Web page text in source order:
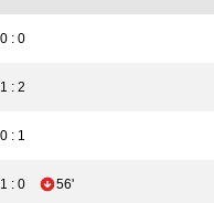
0 : 0
1 : 2
0 : 1
1 : 0 56'